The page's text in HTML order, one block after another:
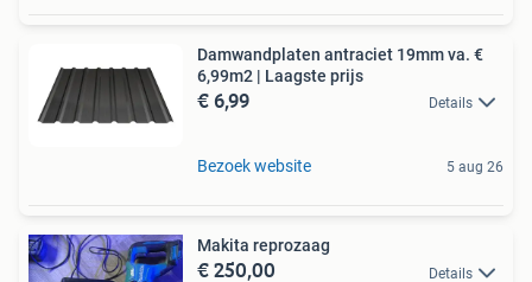
Damwandplaten antraciet 19mm va. €
6,99m2 | Laagste prijs
€ 6,99 Details
Bezoek website 5 aug 26
Makita reprozaag
€ 250,00 Details